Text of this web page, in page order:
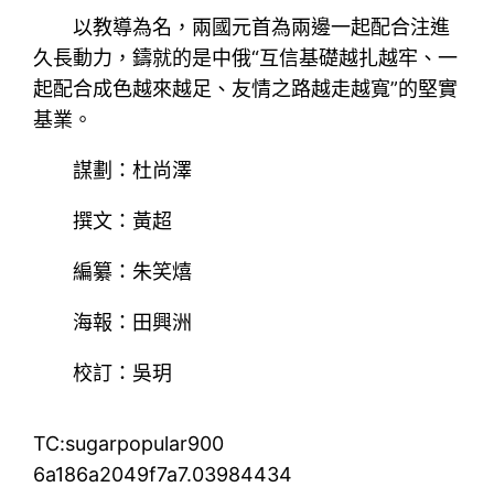
以教導為名，兩國元首為兩邊一起配合注進
久長動力，鑄就的是中俄“互信基礎越扎越牢、一
起配合成色越來越足、友情之路越走越寬”的堅實
基業。
謀劃：杜尚澤
撰文：黃超
編纂：朱笑熺
海報：田興洲
校訂：吳玥
TC:sugarpopular900
6a186a2049f7a7.03984434